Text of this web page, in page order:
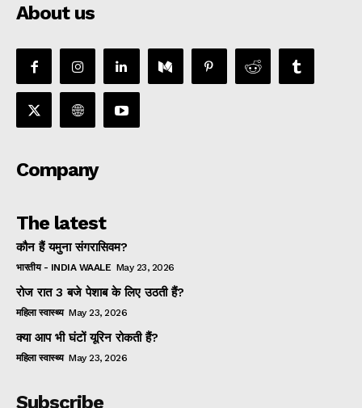
About us
Company
The latest
कौन हैं यमुना संगरासिवम?
भारतीय - INDIA WAALE May 23, 2026
रोज रात 3 बजे पेशाब के लिए उठती हैं?
महिला स्वास्थ्य May 23, 2026
क्या आप भी घंटों यूरिन रोकती हैं?
महिला स्वास्थ्य May 23, 2026
Subscribe